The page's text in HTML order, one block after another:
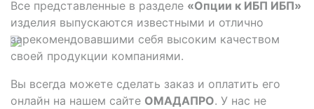
Все представленные в разделе «Опции к ИБП ИБП»
изделия выпускаются известными и отлично
зарекомендовавшими себя высоким качеством
своей продукции компаниями.
Вы всегда можете сделать заказ и оплатить его
онлайн на нашем сайте ОМАДАПРО. У нас не